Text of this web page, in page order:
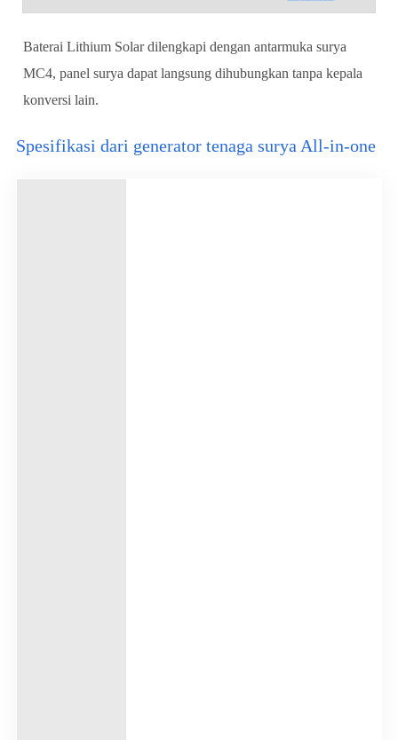
Baterai Lithium Solar dilengkapi dengan antarmuka surya
MC4, panel surya dapat langsung dihubungkan tanpa kepala
konversi lain.
Spesifikasi dari generator tenaga surya All-in-one